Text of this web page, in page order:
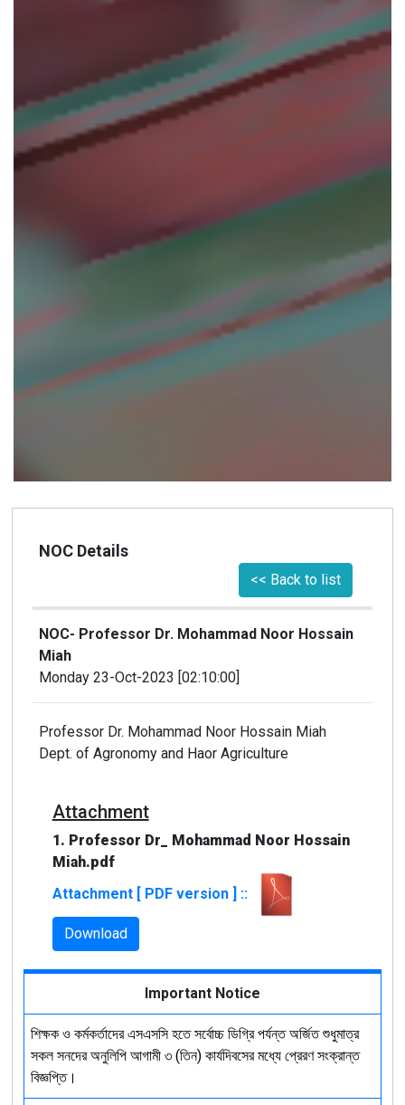
NOC Details
<< Back to list
NOC- Professor Dr. Mohammad Noor Hossain
Miah
Monday 23-Oct-2023 [02:10:00]
Professor Dr. Mohammad Noor Hossain Miah
Dept. of Agronomy and Haor Agriculture
Attachment
1. Professor Dr_ Mohammad Noor Hossain
Miah.pdf
Attachment [ PDF version ] ::
Download
Important Notice
শিক্ষক ও কর্মকর্তাদের এসএসসি হতে সর্বোচ্চ ডিগ্রি পর্যন্ত অর্জিত শুধুমাত্র
সকল সনদের অনুলিপি আগামী ৩ (তিন) কার্যদিবসের মধ্যে প্রেরণ সংক্রান্ত
বিজ্ঞপ্তি।